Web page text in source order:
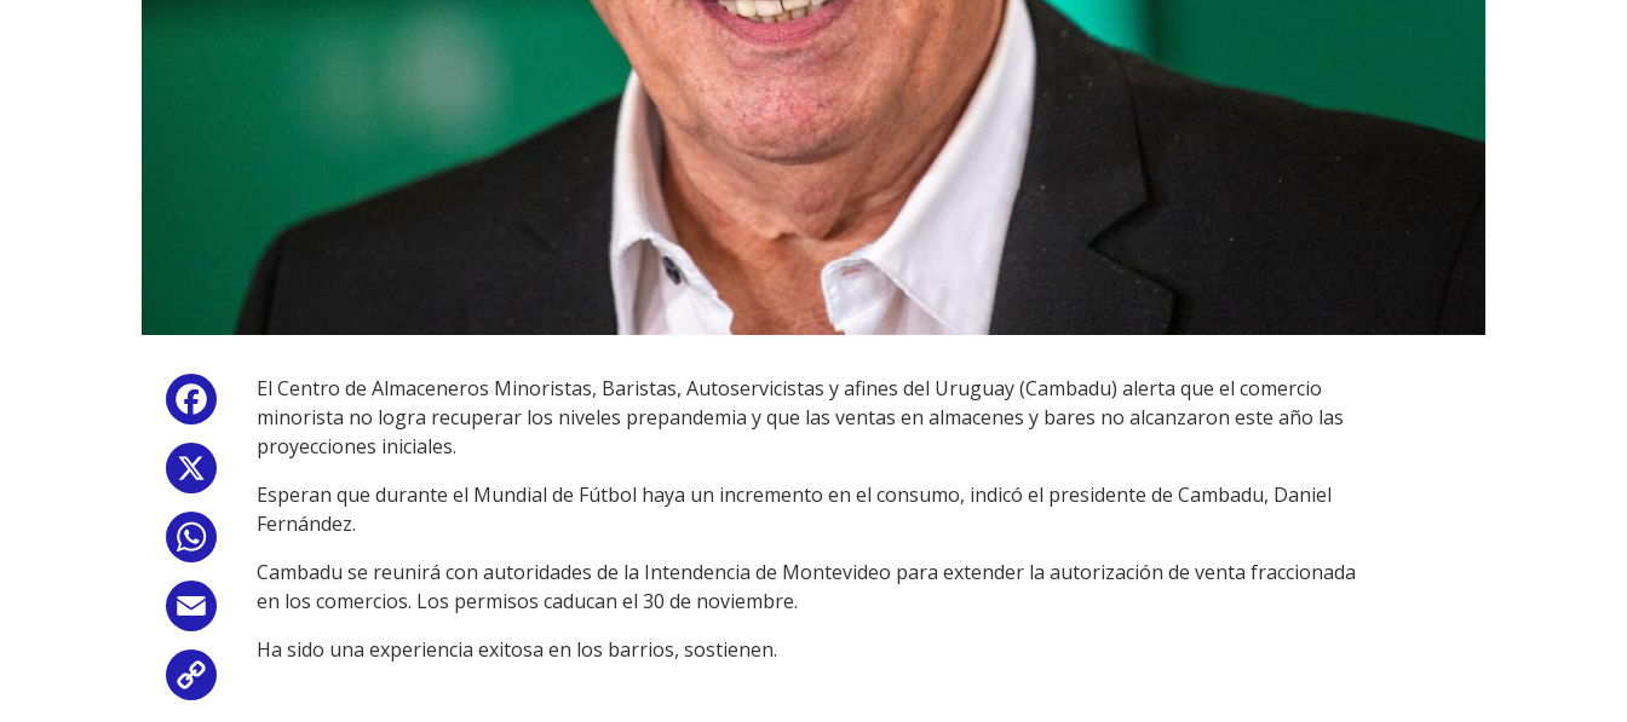
Facebook
Email
El Centro de Almaceneros Minoristas, Baristas, Autoservicistas y afines del Uruguay (Cambadu) alerta que el comercio
minorista no logra recuperar los niveles prepandemia y que las ventas en almacenes y bares no alcanzaron este año las
proyecciones iniciales.
Esperan que durante el Mundial de Fútbol haya un incremento en el consumo, indicó el presidente de Cambadu, Daniel
Fernández.
Cambadu se reunirá con autoridades de la Intendencia de Montevideo para extender la autorización de venta fraccionada
en los comercios. Los permisos caducan el 30 de noviembre.
Ha sido una experiencia exitosa en los barrios, sostienen.